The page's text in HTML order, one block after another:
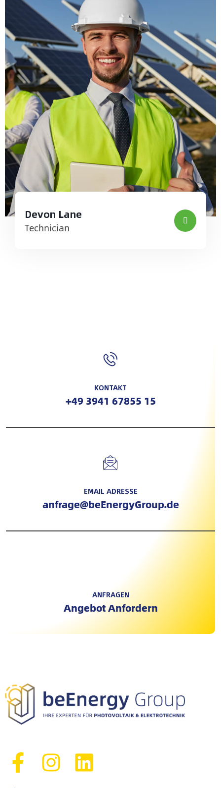
Devon Lane
Technician
KONTAKT
+49 3941 67855 15
EMAIL ADRESSE
anfrage@beEnergyGroup.de
ANFRAGEN
Angebot Anfordern